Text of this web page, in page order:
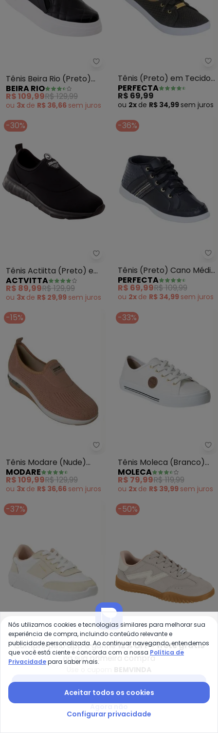
Beira Rio - Tênis Beira Rio
Tênis Beira Rio (Preto)
em Sintético
BEIRA RIO
R$ 109,99R$ 129,99
ou 3x de R$ 36,66 sem juros
Tênis (Preto) em Tecido
Mesh
PERFECTA
R$ 69,99
ou 2x de R$ 34,99 sem juros
-30%
Actvitta - Tênis Actiitta (Preto)
Tênis Actiitta (Preto) em
Tecido
ACTVITTA
R$ 89,99R$ 129,99
ou 3x de R$ 29,99 sem juros
-36%
Tênis (Preto) Cano Médio
com Detalhes de Brilho
PERFECTA
R$ 69,99R$ 109,99
ou 2x de R$ 34,99 sem juros
-15%
Modare - Tênis Modare
Tênis Modare (Nude)
Ultraconfort
MODARE
R$ 109,99R$ 129,99
ou 3x de R$ 36,66 sem juros
-33%
Tênis Moleca (Branco)
em Sintético
MOLECA
R$ 79,99R$ 119,99
ou 2x de R$ 39,99 sem juros
-37%
Moleca - Tênis Moleca
Tênis Moleca (Branco)
em Sintético
MOLECA
ou3xdeR$ 33,33semjuros
-50%
Tênis Moleca (Cinza) em
ou2xdeR$ 39,99semjuros
-12% -30%
Compre pelo app e ganhe12% OFF + frete grátis
na sua primeira compra
Nós utilizamos cookies e tecnologias similares para melhorar sua
experiência de compra, incluindo conteúdo relevante e
publicidade personalizada. Ao continuar navegando, entendemos
que você está ciente e concorda com a nossa Política de
Privacidadepara saber mais.
Aceitar todos os cookies
Configurar privacidade